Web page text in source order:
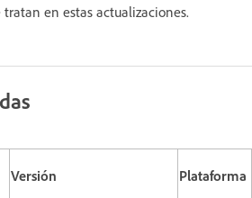
en estas actualizaciones.
Versión Plataforma